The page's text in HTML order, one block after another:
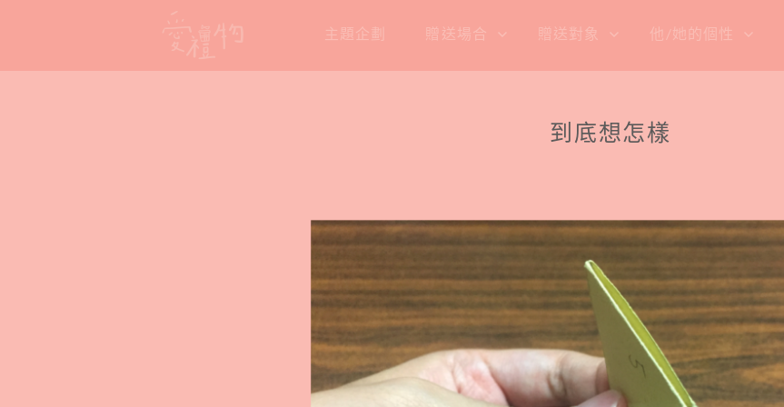
content
主題企劃 贈送場合 贈送對象 他/她的個性
到底想怎樣